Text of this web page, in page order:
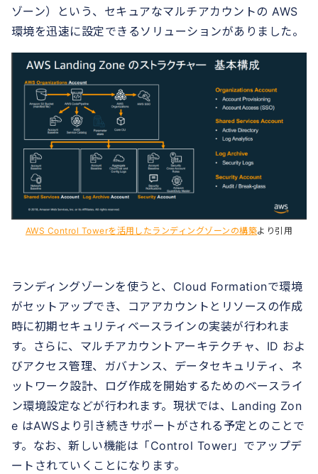
ゾーン）という、セキュアなマルチアカウントの AWS
環境を迅速に設定できるソリューションがありました。
AWS Control Towerを活用したランディングゾーンの構築より引用
ランディングゾーンを使うと、Cloud Formationで環境
がセットアップでき、コアアカウントとリソースの作成
時に初期セキュリティベースラインの実装が行われま
す。さらに、マルチアカウントアーキテクチャ、ID およ
びアクセス管理、ガバナンス、データセキュリティ、ネ
ットワーク設計、ログ作成を開始するためのベースライ
ン環境設定などが行われます。現状では、Landing Zon
e はAWSより引き続きサポートがされる予定とのことで
す。なお、新しい機能は「Control Tower」でアップデ
ートされていくことになります。